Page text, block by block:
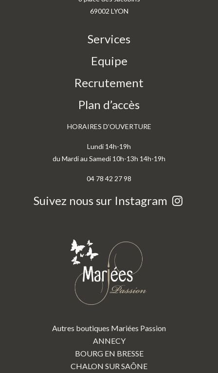
69002 LYON
Services
Equipe
Recrutement
Plan d’accès
HORAIRES D’OUVERTURE
Lundi 14h-19h
du Mardi au Samedi 10h-13h 14h-19h
04 78 42 27 98
Suivez nous sur Instagram
Autres boutiques Mariées Passion
ANNECY
BOURG EN BRESSE
CHALON SUR SAÔNE